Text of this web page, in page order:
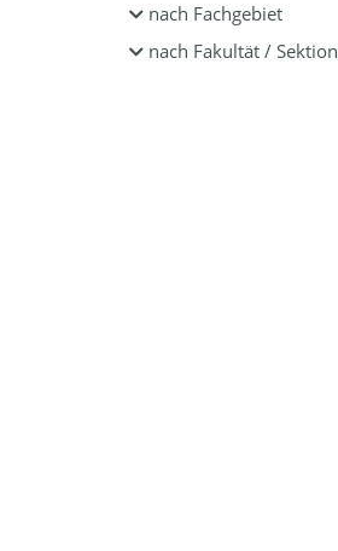
nach Fachgebiet
nach Fakultät / Sektion